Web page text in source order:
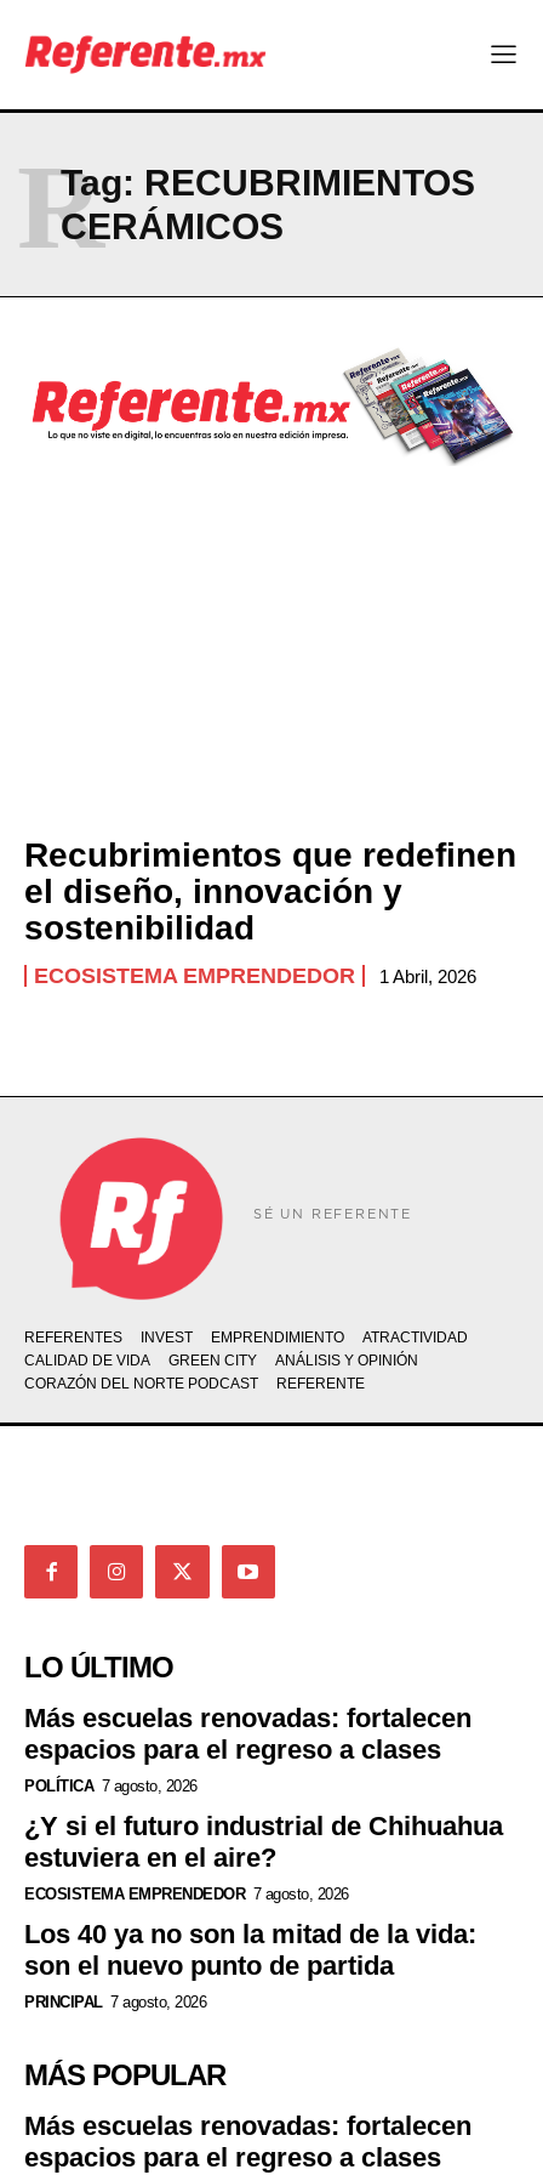
Company
ABOUT
PRIVACY POLICY
NEWSLETTER
Tag: RECUBRIMIENTOS
CERÁMICOS
R
Recubrimientos que redefinen
el diseño, innovación y
sostenibilidad
ECOSISTEMA EMPRENDEDOR 1 Abril, 2026
SÉ UN REFERENTE
REFERENTES INVEST EMPRENDIMIENTO
ATRACTIVIDAD
CALIDAD DE VIDA
GREEN CITY
ANÁLISIS Y OPINIÓN
CORAZÓN DEL NORTE PODCAST
REFERENTE
LO ÚLTIMO
Más escuelas renovadas: fortalecen
espacios para el regreso a clases
POLÍTICA 7 agosto, 2026
¿Y si el futuro industrial de Chihuahua
estuviera en el aire?
ECOSISTEMA EMPRENDEDOR 7 agosto, 2026
Los 40 ya no son la mitad de la vida:
son el nuevo punto de partida
PRINCIPAL 7 agosto, 2026
MÁS POPULAR
Más escuelas renovadas: fortalecen
espacios para el regreso a clases